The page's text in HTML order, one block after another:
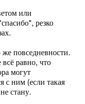
или
резко
же повседневности.
равно, что
могут
с ним (если такая
стану.